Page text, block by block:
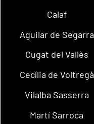
Calaf
Aguilar de Segarra
Cugat del Vallès
Cecília de Voltregà
Vilalba Sasserra
Martí Sarroca